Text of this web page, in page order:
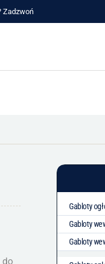
Zadzwoń
do
Gabloty
Z
Gabloty
Z
Gabloty